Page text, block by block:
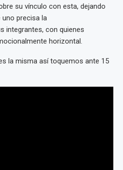
su vínculo con esta, dejando
uno precisa la
integrantes, con quienes
horizontal.
la misma así toquemos ante 15